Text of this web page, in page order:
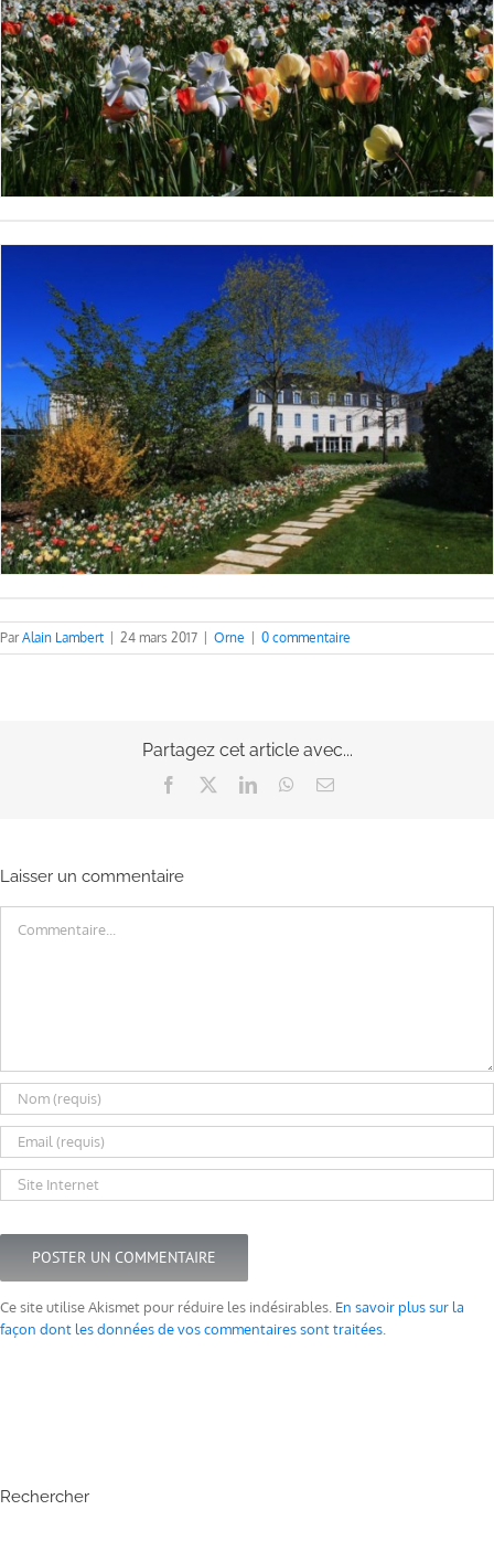
ParAlain Lambert 24 mars 2017 Orne 0 commentaire
Partagez cet article avec...
Facebook LinkedInWhatsApp
Email
Laisser un commentaire
Ce site utilise Akismet pour réduire les indésirables. En savoir plus sur la
façon dont les données de vos commentaires sont traitées
Rechercher